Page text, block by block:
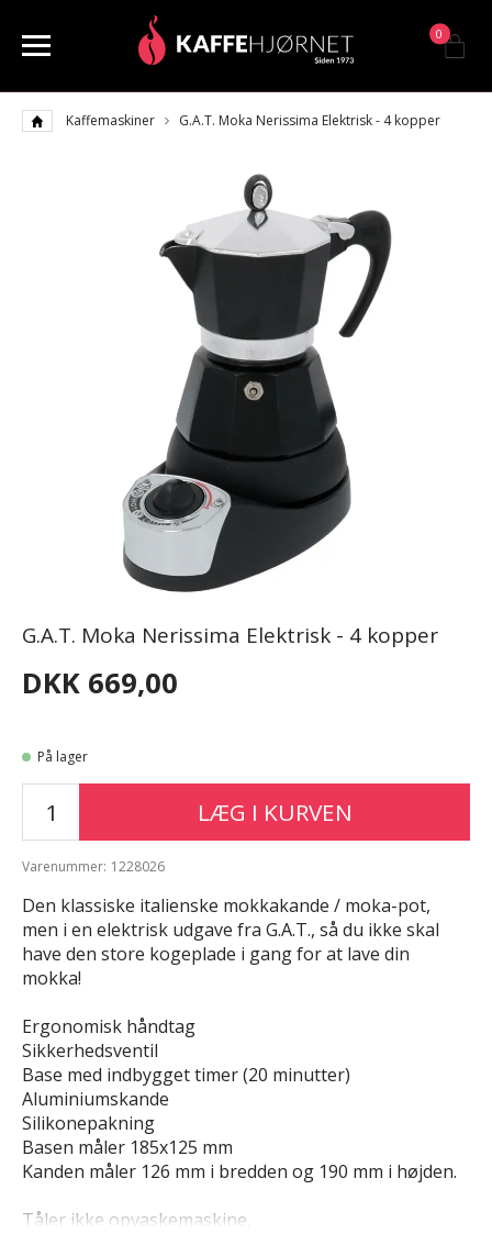
0
Kaffemaskiner G.A.T. Moka Nerissima Elektrisk - 4 kopper
G.A.T. Moka Nerissima Elektrisk - 4 kopper
DKK 669,00
På lager
LÆG I KURVEN
Varenummer: 1228026
Den klassiske italienske mokkakande / moka-pot,
men i en elektrisk udgave fra G.A.T., så du ikke skal
have den store kogeplade i gang for at lave din
mokka!
Ergonomisk håndtag
Sikkerhedsventil
Base med indbygget timer (20 minutter)
Aluminiumskande
Silikonepakning
Basen måler 185x125 mm
Kanden måler 126 mm i bredden og 190 mm i højden.
Tåler ikke opvaskemaskine.